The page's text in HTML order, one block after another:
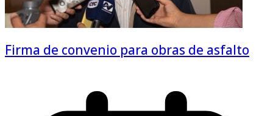
Firma de convenio para obras de asfalto